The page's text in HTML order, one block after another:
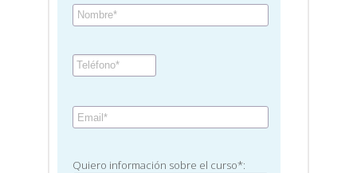
Quiero información sobre el curso*: